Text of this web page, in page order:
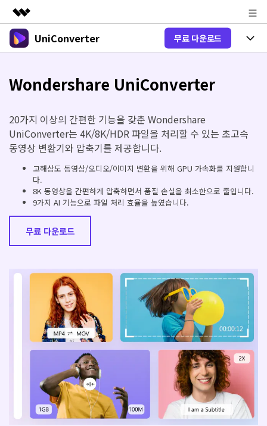
주요 제품
유틸리티
개요
뉴스룸
도움말 센터
UniConverter 무료 다운로드
올인원 미디어 툴박스
유니컨버터-윈도우 버전
유니컨버터-맥 버전
음성 텍스트 변환
음성/동영상을 텍스트로 빠르고 정확
하게 변환하세요.
New
동영상 변환
Hot
비디오/오디오
온라인 도구
온라인 오디오 편집기
온라인 영상 편집기
온라인 사진 편집기
블로그
크리에이티브 디자인
동영상 자르기
Hot
DVD / CD 사용자
소셜 미디어 사용자
가이드
아래의 단계별 가이드를 알아보세요.
UniConverter 사용에 필요한 모든 정보 및 문제 해결.
기술 사양
지원되는 형식, 장치 및 GPU의 전체 목록.
새로운 정보
UniConverter 각 버전의 최신 업데이트 정보를 알아보세요.
search
Wondershare UniConverter
20가지 이상의 간편한 기능을 갖춘 Wondershare
UniConverter는 4K/8K/HDR 파일을 처리할 수 있는 초고속
동영상 변환기와 압축기를 제공합니다.
고해상도 동영상/오디오/이미지 변환을 위해 GPU 가속화를 지원합니
다.
8K 동영상을 간편하게 압축하면서 품질 손실을 최소한으로 줄입니다.
9가지 AI 기능으로 파일 처리 효율을 높였습니다.
무료 다운로드